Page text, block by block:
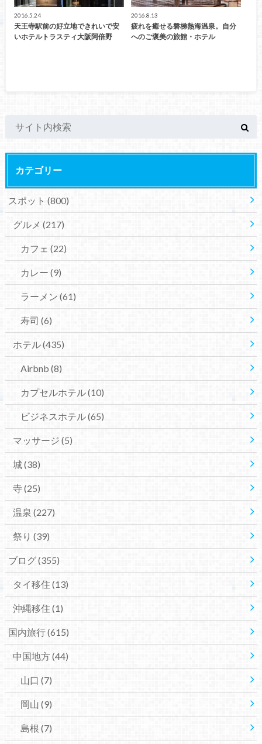
2016.5.24
天王寺駅前の好立地できれいで安
いホテルトラスティ大阪阿倍野
2016.8.13
疲れを癒せる磐梯熱海温泉。自分
へのご褒美の旅館・ホテル
カテゴリー
スポット (800)
グルメ (217)
カフェ (22)
カレー (9)
ラーメン (61)
寿司 (6)
ホテル(435)
Airbnb (8)
カプセルホテル(10)
ビジネスホテル(65)
マッサージ (5)
城(38)
寺(25)
温泉 (227)
祭り (39)
ブログ(355)
タイ移住 (13)
沖縄移住 (1)
国内旅行(615)
中国地方(44)
山口 (7)
岡山 (9)
島根 (7)